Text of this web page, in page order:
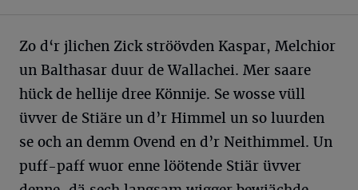
Zo d‘r jlichen Zick ströövden Kaspar, Melchior
un Balthasar duur de Wallachei. Mer saare
hück de hellije dree Könnije. Se wosse vüll
üvver de Stiäre un d’r Himmel un so luurden
se och an demm Ovend en d’r Neithimmel. Un
puff-paff wuor enne löötende Stiär üvver